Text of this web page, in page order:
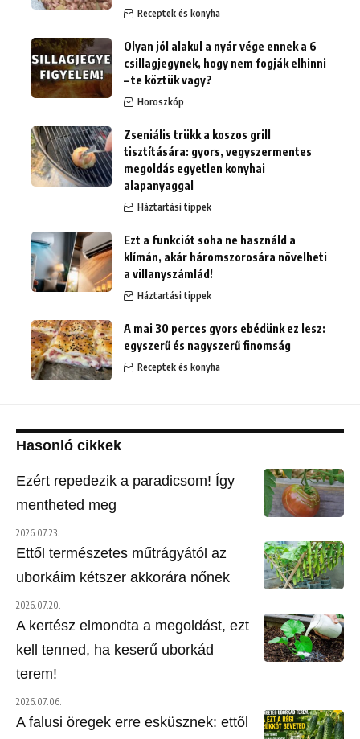
Receptek és konyha
Olyan jól alakul a nyár vége ennek a 6
csillagjegynek, hogy nem fogják elhinni
– te köztük vagy?
Horoszkóp
Zseniális trükk a koszos grill
tisztítására: gyors, vegyszermentes
megoldás egyetlen konyhai
alapanyaggal
Háztartási tippek
Ezt a funkciót soha ne használd a
klímán, akár háromszorosára növelheti
a villanyszámlád!
Háztartási tippek
A mai 30 perces gyors ebédünk ez lesz:
egyszerű és nagyszerű finomság
Receptek és konyha
Hasonló cikkek
Ezért repedezik a paradicsom! Így
mentheted meg
2026.07.23.
Ettől természetes műtrágyától az
uborkáim kétszer akkorára nőnek
2026.07.20.
A kertész elmondta a megoldást, ezt
kell tenned, ha keserű uborkád
terem!
2026.07.06.
A falusi öregek erre esküsznek: ettől